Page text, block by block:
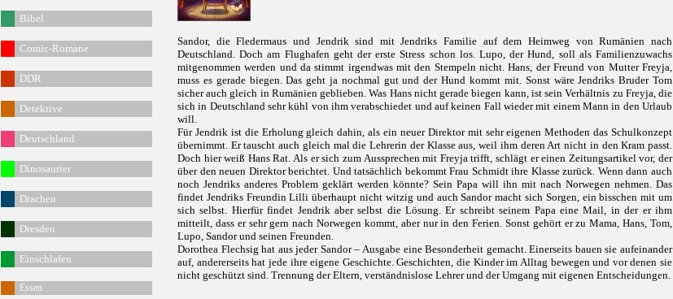
Bibel
Comic-Romane
DDR
Detektive
Deutschland
Dinosaurier
Drachen
Dresden
Einschlafen
Essen
Sandor, die Fledermaus und Jendrik sind mit Jendriks Familie auf dem Heimweg von Rumänien nach
Deutschland. Doch am Flughafen geht der erste Stress schon los. Lupo, der Hund, soll als Familienzuwachs
mitgenommen werden und da stimmt irgendwas mit den Stempeln nicht. Hans, der Freund von Mutter Freyja,
muss es gerade biegen. Das geht ja nochmal gut und der Hund kommt mit. Sonst wäre Jendriks Bruder Tom
sicher auch gleich in Rumänien geblieben. Was Hans nicht gerade biegen kann, ist sein Verhältnis zu Freyja, die
sich in Deutschland sehr kühl von ihm verabschiedet und auf keinen Fall wieder mit einem Mann in den Urlaub
will.
Für Jendrik ist die Erholung gleich dahin, als ein neuer Direktor mit sehr eigenen Methoden das Schulkonzept
übernimmt. Er tauscht auch gleich mal die Lehrerin der Klasse aus, weil ihm deren Art nicht in den Kram passt.
Doch hier weiß Hans Rat. Als er sich zum Aussprechen mit Freyja trifft, schlägt er einen Zeitungsartikel vor, der
über den neuen Direktor berichtet. Und tatsächlich bekommt Frau Schmidt ihre Klasse zurück. Wenn dann auch
noch Jendriks anderes Problem geklärt werden könnte? Sein Papa will ihn mit nach Norwegen nehmen. Das
findet Jendriks Freundin Lilli überhaupt nicht witzig und auch Sandor macht sich Sorgen, ein bisschen mit um
sich selbst. Hierfür findet Jendrik aber selbst die Lösung. Er schreibt seinem Papa eine Mail, in der er ihm
mitteilt, dass er sehr gern nach Norwegen kommt, aber nur in den Ferien. Sonst gehört er zu Mama, Hans, Tom,
Lupo, Sandor und seinen Freunden.
Dorothea Flechsig hat aus jeder Sandor – Ausgabe eine Besonderheit gemacht. Einerseits bauen sie aufeinander
auf, andererseits hat jede ihre eigene Geschichte. Geschichten, die Kinder im Alltag bewegen und vor denen sie
nicht geschützt sind. Trennung der Eltern, verständnislose Lehrer und der Umgang mit eigenen Entscheidungen.